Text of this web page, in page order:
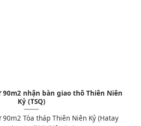
nhận bàn giao thô Thiên Niên
Kỷ (TSQ)
Tòa tháp Thiên Niên Kỷ (Hatay